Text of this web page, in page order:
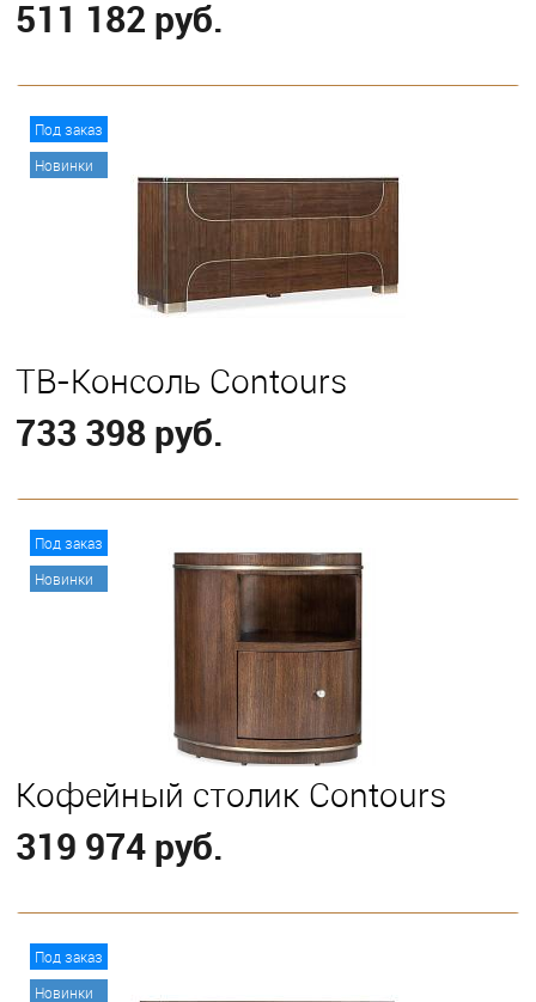
511 182 руб.
Под заказ
Новинки
ТВ-Консоль Contours
733 398 руб.
Под заказ
Новинки
Кофейный столик Contours
319 974 руб.
Под заказ
Новинки